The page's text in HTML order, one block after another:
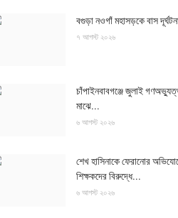
মহিলা হাসপাতাল ভিসা • 🛵 ডেলিভারি
বগুড়া নওগাঁ মহাসড়কে বাস
৭ আগস্ট ২০২৬
চাঁপাইনবাবগঞ্জে জুলাই
মাঝে...
৬ আগস্ট ২০২৬
শেখ হাসিনাকে ফেরানোর
শিক্ষকদের বিরুদ্ধে...
৬ আগস্ট ২০২৬